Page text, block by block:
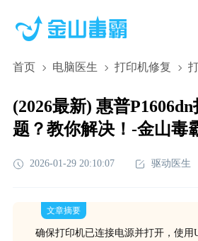
首页 电脑医生 打印机修复
(2026最新) 惠普
题？教你解决！-金山毒
2026-01-29 20:10:07 驱动医生
文章摘要
确保打印机已连接电源并打开，使用